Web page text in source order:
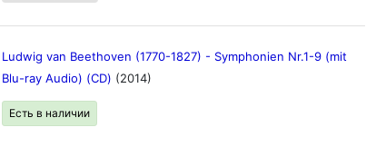
Ludwig van Beethoven (1770-1827) - Symphonien Nr.1-9 (mit
Blu-ray Audio) (CD) (2014)
Есть в наличии